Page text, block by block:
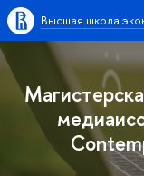
Высшая школа